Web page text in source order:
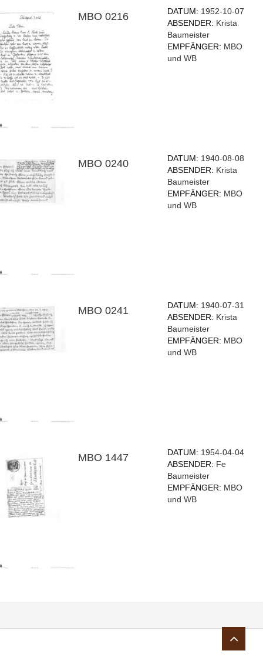
MBO 0216 DATUM: 1952-10-07
ABSENDER: Krista
Baumeister
EMPFÄNGER: MBO
und WB
MBO 0240 DATUM: 1940-08-08
ABSENDER: Krista
Baumeister
EMPFÄNGER: MBO
und WB
MBO 0241 DATUM: 1940-07-31
ABSENDER: Krista
Baumeister
EMPFÄNGER: MBO
und WB
MBO 1447 DATUM: 1954-04-04
ABSENDER: Fe
Baumeister
EMPFÄNGER: MBO
und WB